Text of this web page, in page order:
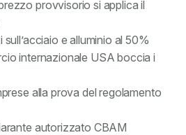
provvisorio si applica il
e alluminio al 50%
internazionale USA boccia i
alla prova del regolamento
autorizzato CBAM